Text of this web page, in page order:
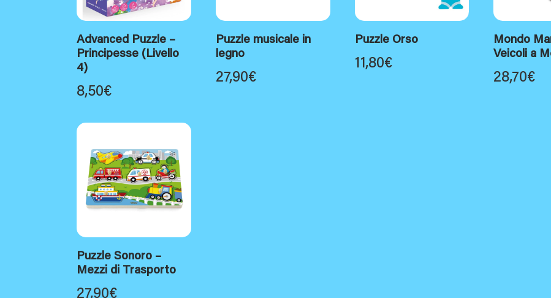
Advanced Puzzle –
Principesse (Livello
4)
8,50€
Puzzle musicale in
legno
27,90€
Puzzle Orso
11,80€
Mondo
Veicoli a
28,70€
Puzzle Sonoro –
Mezzi di Trasporto
27,90€